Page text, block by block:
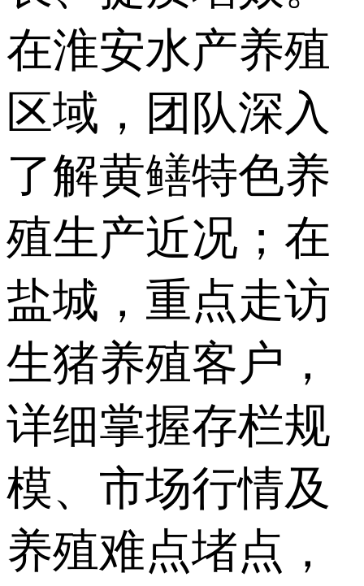
在淮安水产养殖
区域，团队深入
了解黄鳝特色养
殖生产近况；在
盐城，重点走访
生猪养殖客户，
详细掌握存栏规
模、市场行情及
养殖难点堵点，